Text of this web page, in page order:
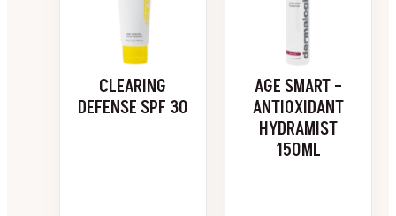
CLEARING
DEFENSE SPF 30
AGE SMART –
ANTIOXIDANT
HYDRAMIST
150ML